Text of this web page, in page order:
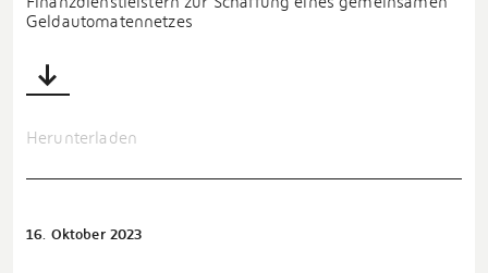
Geldautomatennetzes
Herunterladen
16. Oktober 2023